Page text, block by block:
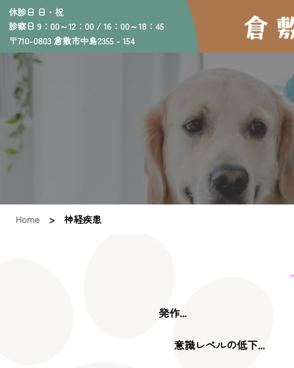
休診日 日・祝
診察日 9：00～12：00 / 16：00～18：45
〒710-0803 倉敷市中島2355 - 154
Home> 神経疾患
発作...
意識レベルの低下...